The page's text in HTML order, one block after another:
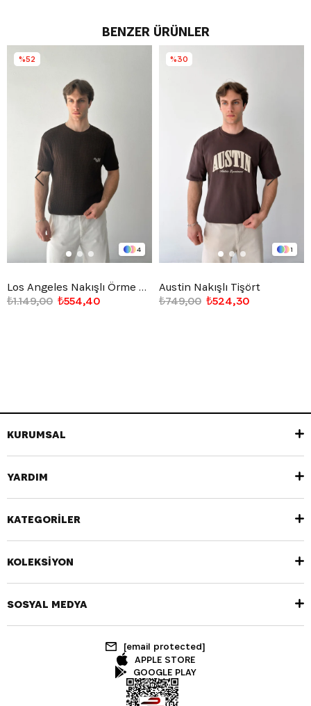
BENZER ÜRÜNLER
4
Los Angeles Nakışlı Örme Triko Tişört
₺554,40
₺1.149,00
%52
1
Austin Nakışlı Tişört
₺524,30
₺749,00
%30
KURUMSAL
YARDIM
KATEGORİLER
KOLEKSİYON
SOSYAL MEDYA
[email protected]
APPLE STORE
GOOGLE PLAY